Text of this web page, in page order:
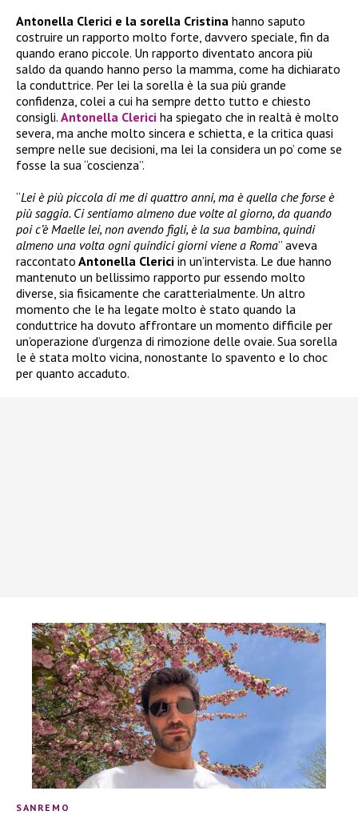
Antonella Clerici e la sorella Cristina hanno saputo
costruire un rapporto molto forte, davvero speciale, fin da
quando erano piccole. Un rapporto diventato ancora più
saldo da quando hanno perso la mamma, come ha dichiarato
la conduttrice. Per lei la sorella è la sua più grande
confidenza, colei a cui ha sempre detto tutto e chiesto
consigli. Antonella Clerici ha spiegato che in realtà è molto
severa, ma anche molto sincera e schietta, e la critica quasi
sempre nelle sue decisioni, ma lei la considera un po’ come se
fosse la sua “coscienza”.
“Lei è più piccola di me di quattro anni, ma è quella che forse è
più saggia. Ci sentiamo almeno due volte al giorno, da quando
poi c’è Maelle lei, non avendo figli, è la sua bambina, quindi
almeno una volta ogni quindici giorni viene a Roma” aveva
raccontato Antonella Clerici in un’intervista. Le due hanno
mantenuto un bellissimo rapporto pur essendo molto
diverse, sia fisicamente che caratterialmente. Un altro
momento che le ha legate molto è stato quando la
conduttrice ha dovuto affrontare un momento difficile per
un’operazione d’urgenza di rimozione delle ovaie. Sua sorella
le è stata molto vicina, nonostante lo spavento e lo choc
per quanto accaduto.
SANREMO